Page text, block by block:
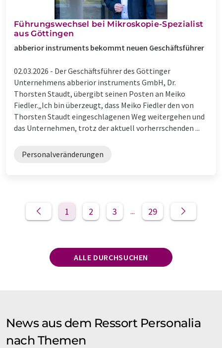
Führungswechsel bei Mikroskopie-Spezialist
aus Göttingen
abberior instruments bekommt neuen Geschäftsführer
02.03.2026 - Der Geschäftsführer des Göttinger
Unternehmens abberior instruments GmbH, Dr.
Thorsten Staudt, übergibt seinen Posten an Meiko
Fiedler.„Ich bin überzeugt, dass Meiko Fiedler den von
Thorsten Staudt eingeschlagenen Weg weitergehen und
das Unternehmen, trotz der aktuell vorherrschenden ...
Personalveränderungen
1 2 3 ... 29
ALLE DURCHSUCHEN
News aus dem Ressort Personalia
nach Themen